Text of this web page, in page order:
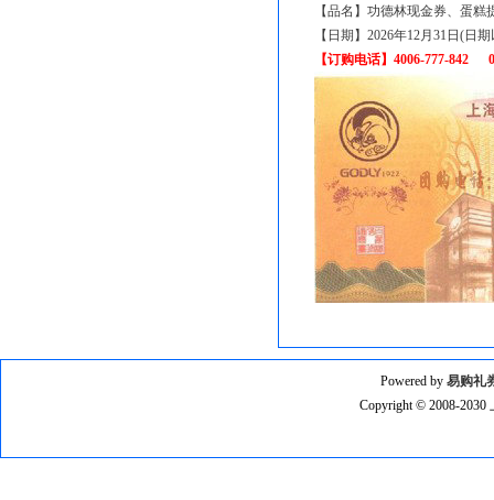
【品名】功德林现金券、蛋糕
【日期】2026年12月31日(日
【订购电话】4006-777-842
Powered by 易购礼
Copyright © 2008-